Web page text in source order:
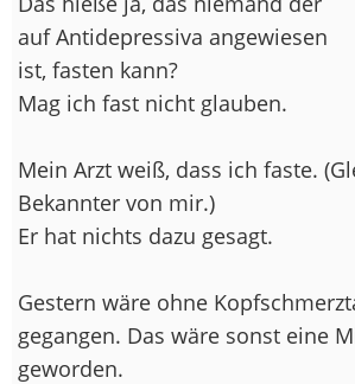
auf Antidepressiva angewiesen
ist, fasten kann?
Mag ich fast nicht glauben.
Mein Arzt weiß, dass ich faste.
Bekannter von mir.)
Er hat nichts dazu gesagt.
Gestern wäre ohne
gegangen. Das wäre sonst eine
geworden.